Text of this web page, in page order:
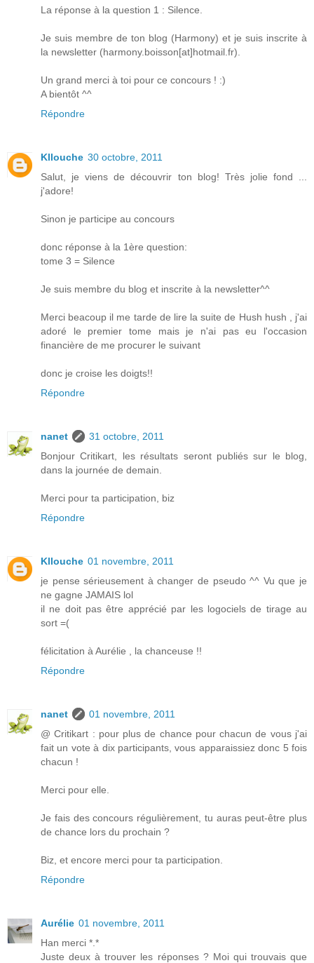
La réponse à la question 1 : Silence.
Je suis membre de ton blog (Harmony) et je suis inscrite à
la newsletter (harmony.boisson[at]hotmail.fr).
Un grand merci à toi pour ce concours ! :)
A bientôt ^^
Répondre
Kllouche 30 octobre, 2011
Salut, je viens de découvrir ton blog! Très jolie fond ...
j'adore!
Sinon je participe au concours
donc réponse à la 1ère question:
tome 3 = Silence
Je suis membre du blog et inscrite à la newsletter^^
Merci beacoup il me tarde de lire la suite de Hush hush , j'ai
adoré le premier tome mais je n'ai pas eu l'occasion
financière de me procurer le suivant
donc je croise les doigts!!
Répondre
nanet
31 octobre, 2011
Bonjour Critikart, les résultats seront publiés sur le blog,
dans la journée de demain.
Merci pour ta participation, biz
Répondre
Kllouche 01 novembre, 2011
je pense sérieusement à changer de pseudo ^^ Vu que je
ne gagne JAMAIS lol
il ne doit pas être apprécié par les logociels de tirage au
sort =(
félicitation à Aurélie , la chanceuse !!
Répondre
nanet
01 novembre, 2011
@ Critikart : pour plus de chance pour chacun de vous j'ai
fait un vote à dix participants, vous apparaissiez donc 5 fois
chacun !
Merci pour elle.
Je fais des concours régulièrement, tu auras peut-être plus
de chance lors du prochain ?
Biz, et encore merci pour ta participation.
Répondre
Aurélie 01 novembre, 2011
Han merci *.*
Juste deux à trouver les réponses ? Moi qui trouvais que